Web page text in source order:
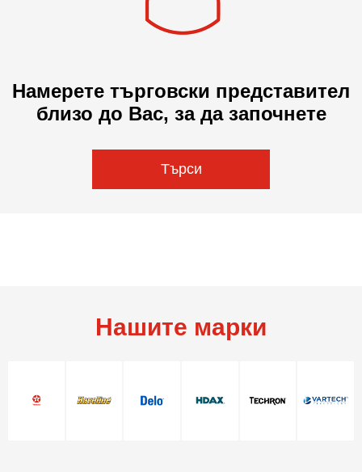
Намерете търговски представител
близо до Вас, за да започнете
Търси
Нашите марки